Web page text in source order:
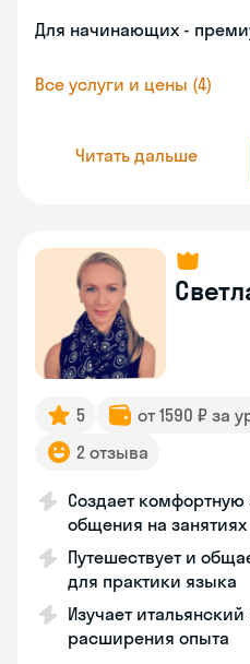
Для начинающих -
Все услуги и цены (4)
Читать дальше
5 от 1590 ₽ за
2 отзыва
Создает
общения на занятиях
Путешествует и
для практики языка
Изучает
расширения опыта